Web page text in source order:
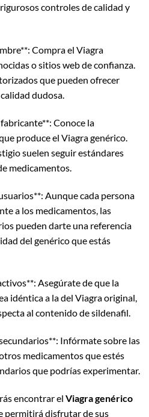
controles de calidad y
Compra el Viagra
o sitios web de confianza.
que pueden ofrecer
dudosa.
Conoce la
produce el Viagra genérico.
suelen seguir estándares
medicamentos.
Aunque cada persona
a los medicamentos, las
pueden darte una referencia
del genérico que estás
Asegúrate de que la
idéntica a la del Viagra original,
al contenido de sildenafil.
Infórmate sobre las
medicamentos que estés
que podrías experimentar.
encontrar el Viagra genérico
permitirá disfrutar de sus